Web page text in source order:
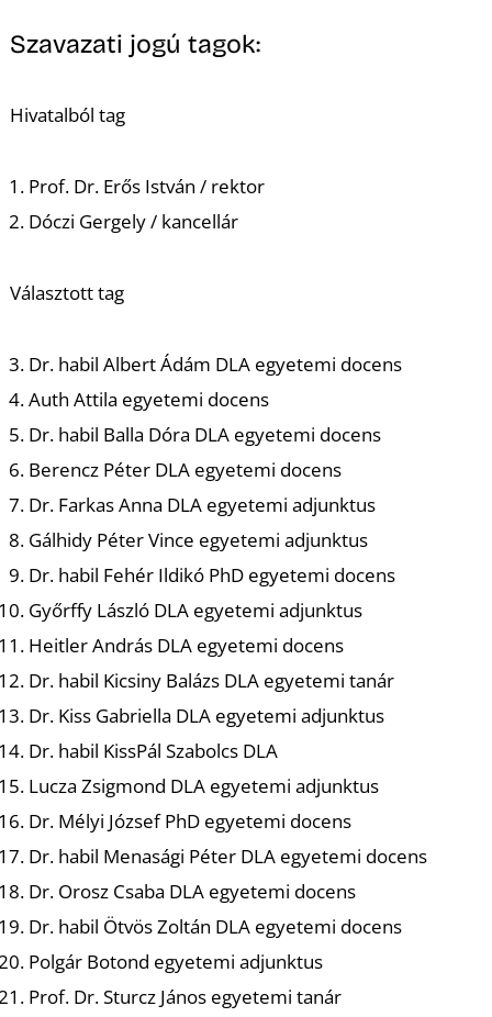
Szavazati jogú tagok:
Hivatalból tag
Prof. Dr. Erős István / rektor
Dóczi Gergely / kancellár
Választott tag
Dr. habil Albert Ádám DLA egyetemi docens
Auth Attila egyetemi docens
Dr. habil Balla Dóra DLA egyetemi docens
Berencz Péter DLA egyetemi docens
Dr. Farkas Anna DLA egyetemi adjunktus
Gálhidy Péter Vince egyetemi adjunktus
Dr. habil Fehér Ildikó PhD egyetemi docens
Győrffy László DLA egyetemi adjunktus
Heitler András DLA egyetemi docens
Dr. habil Kicsiny Balázs DLA egyetemi tanár
Dr. Kiss Gabriella DLA egyetemi adjunktus
Dr. habil KissPál Szabolcs DLA
Lucza Zsigmond DLA egyetemi adjunktus
Dr. Mélyi József PhD egyetemi docens
Dr. habil Menasági Péter DLA egyetemi docens
Dr. Orosz Csaba DLA egyetemi docens
Dr. habil Ötvös Zoltán DLA egyetemi docens
Polgár Botond egyetemi adjunktus
Prof. Dr. Sturcz János egyetemi tanár